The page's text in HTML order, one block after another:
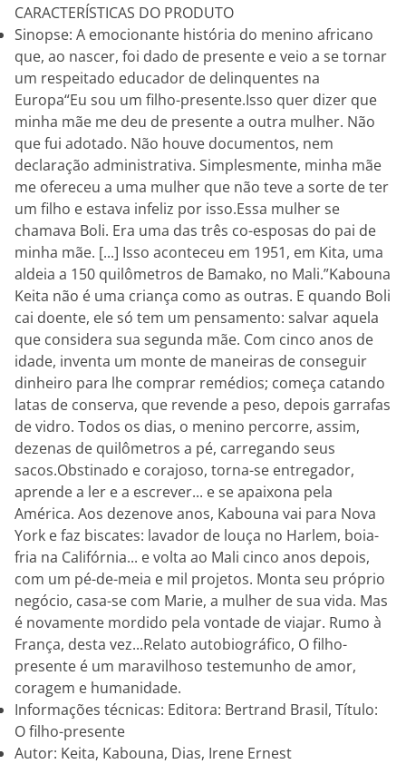
CARACTERÍSTICAS DO PRODUTO
Sinopse: A emocionante história do menino africano
que, ao nascer, foi dado de presente e veio a se tornar
um respeitado educador de delinquentes na
Europa“Eu sou um filho-presente.Isso quer dizer que
minha mãe me deu de presente a outra mulher. Não
que fui adotado. Não houve documentos, nem
declaração administrativa. Simplesmente, minha mãe
me ofereceu a uma mulher que não teve a sorte de ter
um filho e estava infeliz por isso.Essa mulher se
chamava Boli. Era uma das três co-esposas do pai de
minha mãe. [...] Isso aconteceu em 1951, em Kita, uma
aldeia a 150 quilômetros de Bamako, no Mali.”Kabouna
Keita não é uma criança como as outras. E quando Boli
cai doente, ele só tem um pensamento: salvar aquela
que considera sua segunda mãe. Com cinco anos de
idade, inventa um monte de maneiras de conseguir
dinheiro para lhe comprar remédios; começa catando
latas de conserva, que revende a peso, depois garrafas
de vidro. Todos os dias, o menino percorre, assim,
dezenas de quilômetros a pé, carregando seus
sacos.Obstinado e corajoso, torna-se entregador,
aprende a ler e a escrever... e se apaixona pela
América. Aos dezenove anos, Kabouna vai para Nova
York e faz biscates: lavador de louça no Harlem, boia-
fria na Califórnia... e volta ao Mali cinco anos depois,
com um pé-de-meia e mil projetos. Monta seu próprio
negócio, casa-se com Marie, a mulher de sua vida. Mas
é novamente mordido pela vontade de viajar. Rumo à
França, desta vez...Relato autobiográfico, O filho-
presente é um maravilhoso testemunho de amor,
coragem e humanidade.
Informações técnicas: Editora: Bertrand Brasil, Título:
O filho-presente
Autor: Keita, Kabouna, Dias, Irene Ernest